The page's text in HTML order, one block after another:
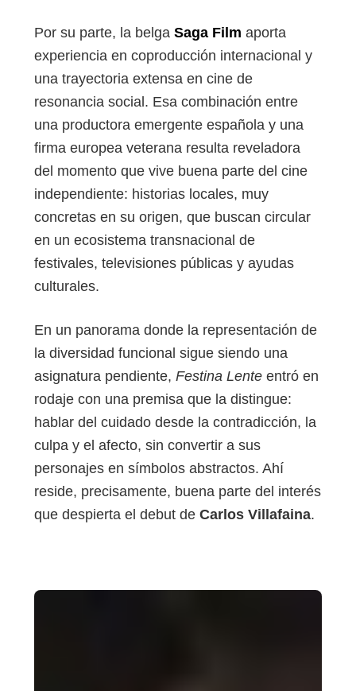
Por su parte, la belga Saga Film aporta
experiencia en coproducción internacional y
una trayectoria extensa en cine de
resonancia social. Esa combinación entre
una productora emergente española y una
firma europea veterana resulta reveladora
del momento que vive buena parte del cine
independiente: historias locales, muy
concretas en su origen, que buscan circular
en un ecosistema transnacional de
festivales, televisiones públicas y ayudas
culturales.
En un panorama donde la representación de
la diversidad funcional sigue siendo una
asignatura pendiente, Festina Lente entró en
rodaje con una premisa que la distingue:
hablar del cuidado desde la contradicción, la
culpa y el afecto, sin convertir a sus
personajes en símbolos abstractos. Ahí
reside, precisamente, buena parte del interés
que despierta el debut de Carlos Villafaina.